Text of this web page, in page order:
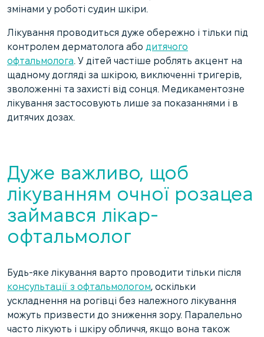
змінами у роботі судин шкіри.
Лікування проводиться дуже обережно і тільки під
контролем дерматолога або дитячого
офтальмолога. У дітей частіше роблять акцент на
щадному догляді за шкірою, виключенні тригерів,
зволоженні та захисті від сонця. Медикаментозне
лікування застосовують лише за показаннями і в
дитячих дозах.
Дуже важливо, щоб
лікуванням очної розацеа
займався лікар-
офтальмолог
Будь-яке лікування варто проводити тільки після
консультації з офтальмологом, оскільки
ускладнення на рогівці без належного лікування
можуть призвести до зниження зору. Паралельно
часто лікують і шкіру обличчя, якщо вона також